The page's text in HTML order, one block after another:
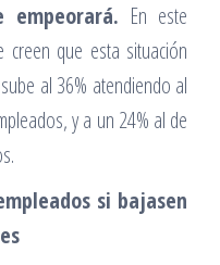
empeorará. En este
que esta situación
al 36% atendiendo al
y a un 24% al de
si bajasen